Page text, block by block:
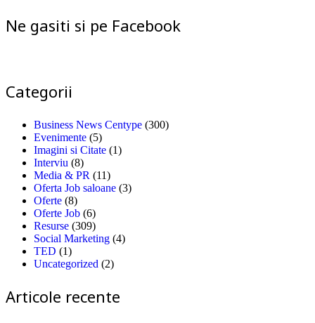
Ne gasiti si pe Facebook
Categorii
Business News Centype (300)
Evenimente (5)
Imagini si Citate (1)
Interviu (8)
Media & PR (11)
Oferta Job saloane (3)
Oferte (8)
Oferte Job (6)
Resurse (309)
Social Marketing (4)
TED (1)
Uncategorized (2)
Articole recente